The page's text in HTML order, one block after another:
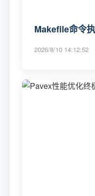
Makefile命令
2026/8/10 14:12:52